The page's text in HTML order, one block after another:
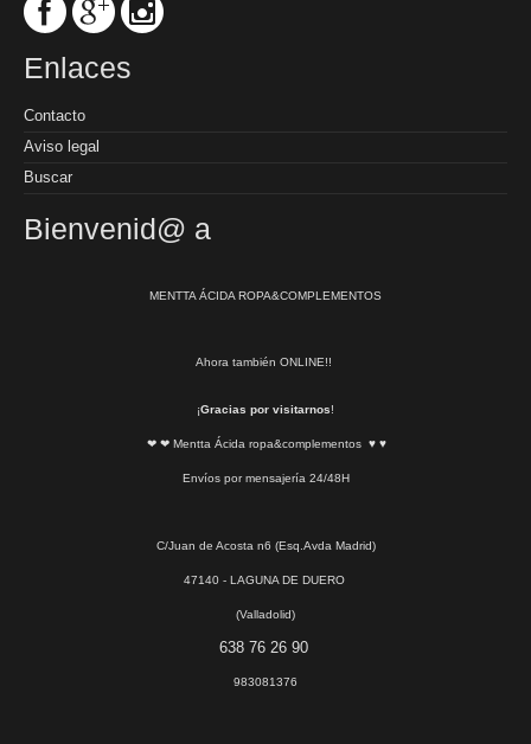
Enlaces
Contacto
Aviso legal
Buscar
Bienvenid@ a
MENTTA ÁCIDA ROPA&COMPLEMENTOS
Ahora también ONLINE!!
¡Gracias por visitarnos!
❤ ❤ Mentta Ácida ropa&complementos ♥ ♥
Envíos por mensajería 24/48H
C/Juan de Acosta n6 (Esq.Avda Madrid)
47140 - LAGUNA DE DUERO
(Valladolid)
638 76 26 90
983081376